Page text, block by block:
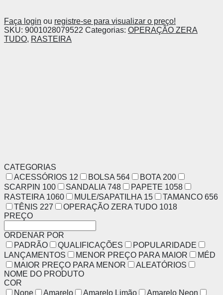
Faça login ou registre-se para visualizar o preço!
SKU: 9001028079522 Categorias: OPERAÇÃO ZERA
TUDO, RASTEIRA
CATEGORIAS
ACESSÓRIOS 12 BOLSA 564 BOTA 200
SCARPIN 100 SANDALIA 748 PAPETE 1058
RASTEIRA 1060 MULE/SAPATILHA 15 TAMANCO 656
TÊNIS 227 OPERAÇÃO ZERA TUDO 1018
PREÇO
ORDENAR POR
PADRÃO
QUALIFICAÇÕES
POPULARIDADE
LANÇAMENTOS
MENOR PREÇO PARA MAIOR
MÉD
MAIOR PREÇO PARA MENOR
ALEATÓRIOS
NOME DO PRODUTO
COR
None
Amarelo Amarelo Limão Amarelo Neon